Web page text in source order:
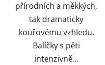
přírodních a měkkých,
tak dramaticky
kouřovému vzhledu.
Balíčky s pěti
intenzivně...